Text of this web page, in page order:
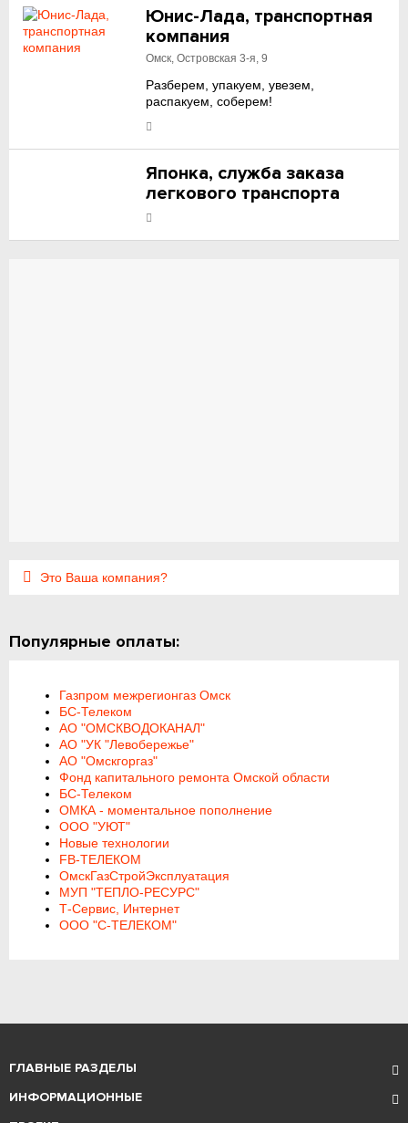
Юнис-Лада, транспортная
компания
Омск, Островская 3-я, 9
Разберем, упакуем, увезем,
распакуем, соберем!
Японка, служба заказа
легкового транспорта
Это Ваша компания?
Популярные оплаты:
Газпром межрегионгаз Омск
БС-Телеком
АО "ОМСКВОДОКАНАЛ"
АО "УК "Левобережье"
АО "Омскгоргаз"
Фонд капитального ремонта Омской области
БС-Телеком
ОМКА - моментальное пополнение
ООО "УЮТ"
Новые технологии
FB-ТЕЛЕКОМ
ОмскГазСтройЭксплуатация
МУП "ТЕПЛО-РЕСУРС"
Т-Сервис, Интернет
ООО "С-ТЕЛЕКОМ"
ГЛАВНЫЕ РАЗДЕЛЫ
ИНФОРМАЦИОННЫЕ